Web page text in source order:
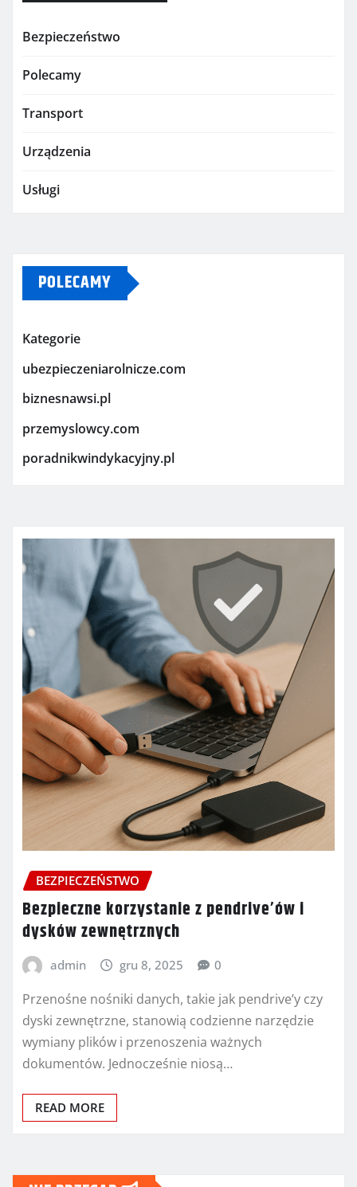
Bezpieczeństwo
Polecamy
Transport
Urządzenia
Usługi
POLECAMY
Kategorie
ubezpieczeniarolnicze.com
biznesnawsi.pl
przemyslowcy.com
poradnikwindykacyjny.pl
BEZPIECZEŃSTWO
Bezpieczne korzystanie z pendrive’ów i
dysków zewnętrznych
admin gru 8, 2025 0
Przenośne nośniki danych, takie jak pendrive’y czy
dyski zewnętrzne, stanowią codzienne narzędzie
wymiany plików i przenoszenia ważnych
dokumentów. Jednocześnie niosą…
READ MORE